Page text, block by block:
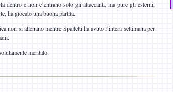
dentro e non c’entrano solo gli attaccanti, ma pure gli esterni,
ha giocato una buona partita.
non si allenano mentre Spalletti ha avuto l’intera settimana per
meritato.